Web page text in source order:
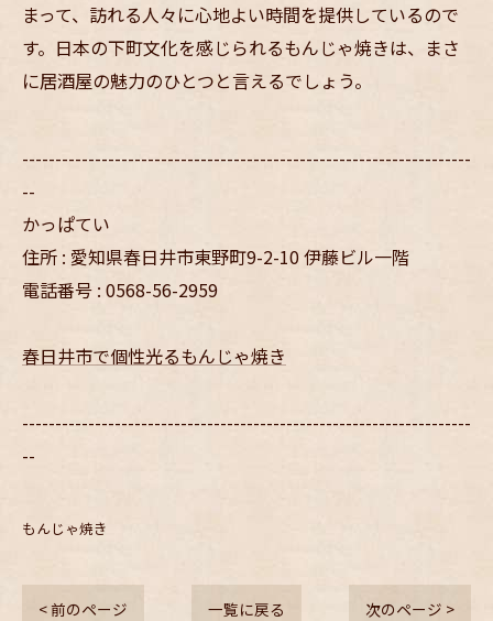
まって、訪れる人々に心地よい時間を提供しているので
す。日本の下町文化を感じられるもんじゃ焼きは、まさ
に居酒屋の魅力のひとつと言えるでしょう。
--------------------------------------------------------------------
--
かっぱてい
住所 : 愛知県春日井市東野町9-2-10 伊藤ビル一階
電話番号 : 0568-56-2959
春日井市で個性光るもんじゃ焼き
--------------------------------------------------------------------
--
もんじゃ焼き
< 前のページ 一覧に戻る 次のページ >